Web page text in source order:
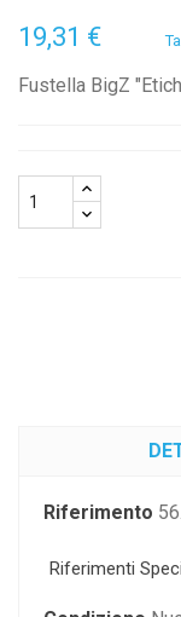
19,31 €
Fustella BigZ
Riferimento
Riferimenti